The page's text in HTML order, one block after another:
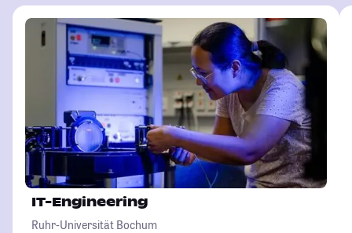
IT-Engineering
Ruhr-Universität Bochum